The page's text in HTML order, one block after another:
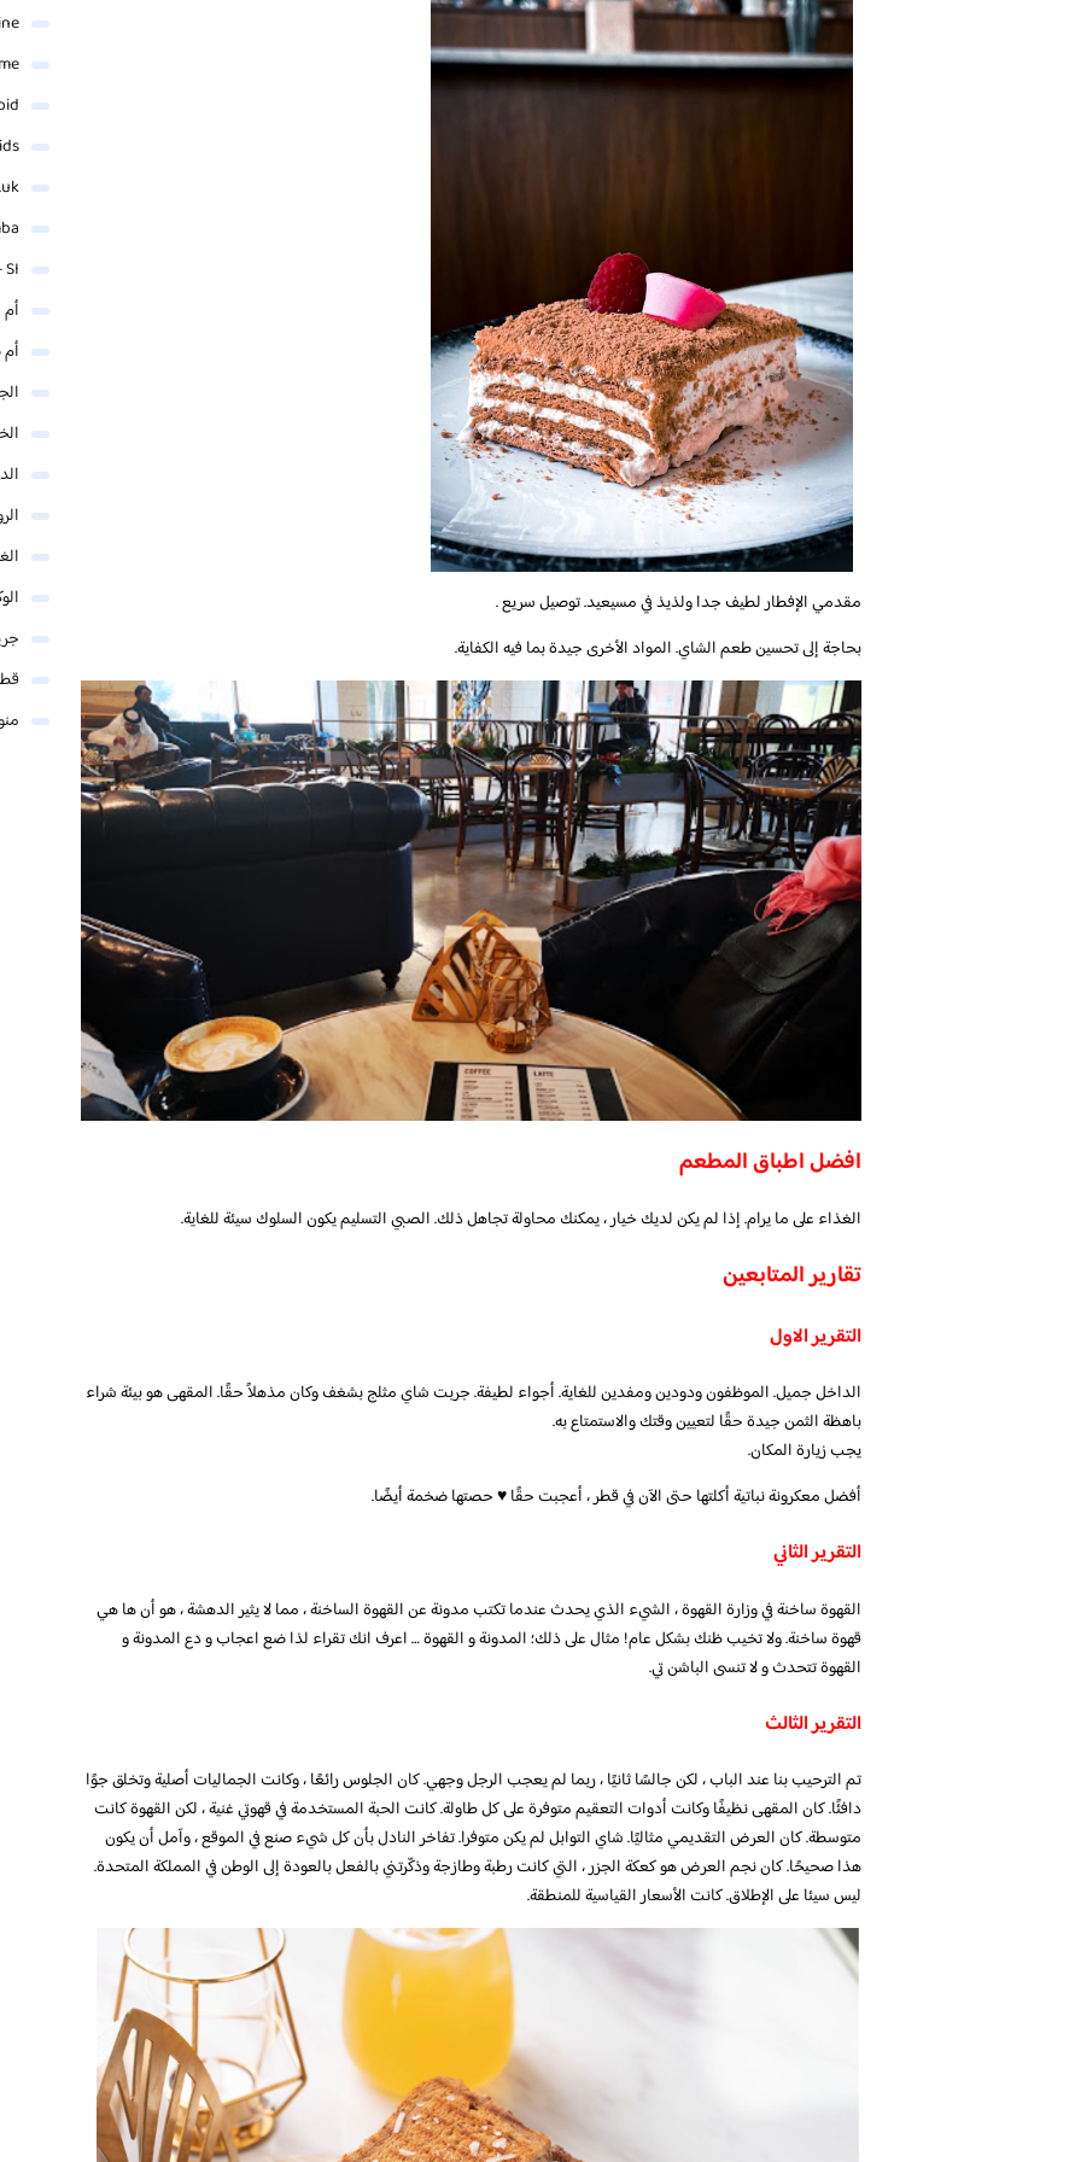
مقدمي الإفطار لطيف جدا ولذيذ في مسيعيد. توصيل سريع .
بحاجة إلى تحسين طعم الشاي. المواد الأخرى جيدة بما فيه الكفاية.
افضل اطباق المطعم
الغذاء على ما يرام. إذا لم يكن لديك خيار ، يمكنك محاولة تجاهل ذلك. الصبي التسليم يكون السلوك سيئة للغاية.
تقارير المتابعين
التقرير الاول
الداخل جميل. الموظفون ودودين ومفدين للغاية. أجواء لطيفة. جربت شاي مثلج بشغف وكان مذهلاً حقًا. المقهى هو بيئة شراء
باهظة الثمن جيدة حقًا لتعيين وقتك والاستمتاع به.
يجب زيارة المكان.
أفضل معكرونة نباتية أكلتها حتى الآن في قطر ، أعجبت حقًا ♥ حصتها ضخمة أيضًا.
التقرير الثاني
القهوة ساخنة في وزارة القهوة ، الشيء الذي يحدث عندما تكتب مدونة عن القهوة الساخنة ، مما لا يثير الدهشة ، هو أن ها هي
قهوة ساخنة. ولا تخيب ظنك بشكل عام! مثال على ذلك؛ المدونة و القهوة … اعرف انك تقراء لذا ضع اعجاب و دع المدونة و
القهوة تتحدث و لا تنسى الباشن تي.
التقرير الثالث
تم الترحيب بنا عند الباب ، لكن جالسًا ثانيًا ، ربما لم يعجب الرجل وجهي. كان الجلوس رائعًا ، وكانت الجماليات أصلية وتخلق جوًا
دافئًا. كان المقهى نظيفًا وكانت أدوات التعقيم متوفرة على كل طاولة. كانت الحبة المستخدمة في قهوتي غنية ، لكن القهوة كانت
متوسطة. كان العرض التقديمي مثاليًا. شاي التوابل لم يكن متوفرا. تفاخر النادل بأن كل شيء صنع في الموقع ، وآمل أن يكون
هذا صحيحًا. كان نجم العرض هو كعكة الجزر ، التي كانت رطبة وطازجة وذكّرتني بالفعل بالعودة إلى الوطن في المملكة المتحدة.
ليس سيئا على الإطلاق. كانت الأسعار القياسية للمنطقة.